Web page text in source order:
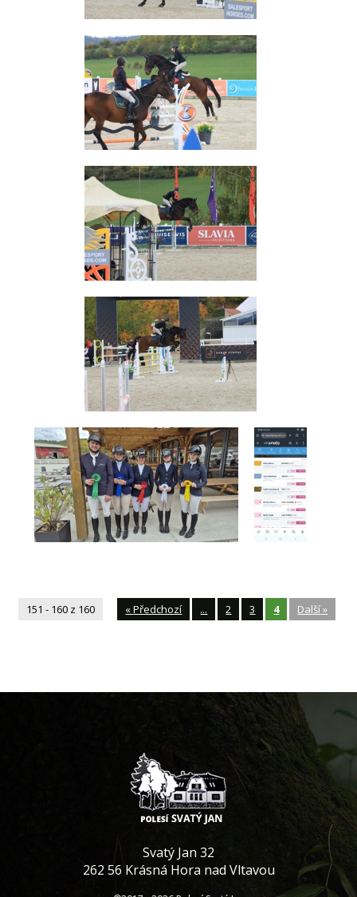
151 - 160 z 160 «Předchozí ... 2 3 4 Další»
Svatý Jan 32
262 56 Krásná Hora nad Vltavou